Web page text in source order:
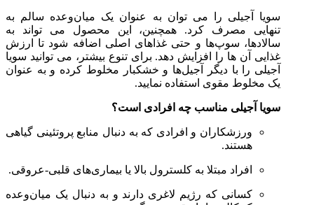
سویا آجیلی را می‌ توان به عنوان یک میان‌وعده سالم به
تنهایی مصرف کرد. همچنین، این محصول می‌ تواند به
سالادها، سوپ‌ها و حتی غذاهای اصلی اضافه شود تا ارزش
غذایی آن‌ ها را افزایش دهد. برای تنوع بیشتر، می‌ توانید سویا
آجیلی را با دیگر آجیل‌ها و خشکبار مخلوط کرده و به عنوان
یک مخلوط مقوی استفاده نمایید.
سویا آجیلی مناسب چه افرادی است؟
ورزشکاران و افرادی که به دنبال منابع پروتئینی گیاهی
هستند.
افراد مبتلا به کلسترول بالا یا بیماری‌های قلبی-عروقی.
کسانی که رژیم لاغری دارند و به دنبال یک میان‌وعده